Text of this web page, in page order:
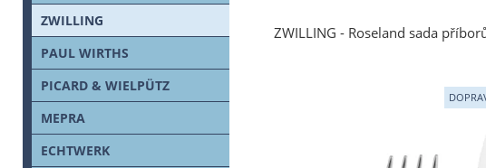
ZWILLING - Roseland sada
ZWILLING
PAUL WIRTHS
PICARD & WIELPÜTZ
MEPRA
ECHTWERK